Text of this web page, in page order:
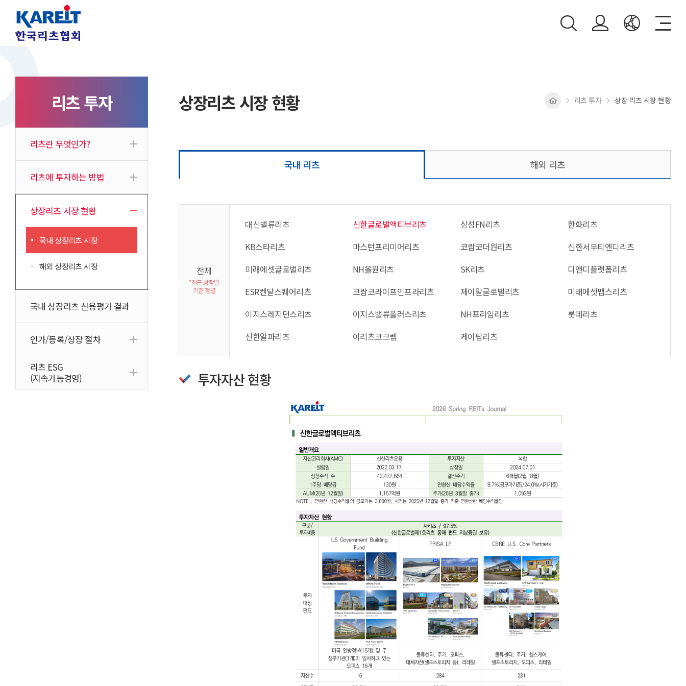
리츠 투자
리츠란 무엇인가?
리츠에 투자하는 방법
상장리츠 시장 현황
국내 상장리츠 시장
해외 상장리츠 시장
국내 상장리츠 신용평가 결과
인가/등록/상장 절차
리츠 ESG
(지속가능경영)
상장리츠 시장 현황 리츠 투자 상장 리츠 시장 현황
국내 리츠 해외 리츠
전체
*최근 상장일
기준 정렬
대신밸류리츠 신한글로벌액티브리츠 삼성FN리츠
한화리츠
KB스타리츠
마스턴프리미어리츠 코람코더원리츠
신한서부티엔디리츠
미래에셋글로벌리츠
NH올원리츠 SK리츠
디앤디플랫폼리츠
ESR켄달스퀘어리츠
코람코라이프인프라리츠 제이알글로벌리츠
미래에셋맵스리츠
이지스레지던스리츠
이지스밸류플러스리츠 NH프라임리츠
롯데리츠
신한알파리츠
이리츠코크렙 케이탑리츠
투자자산 현황